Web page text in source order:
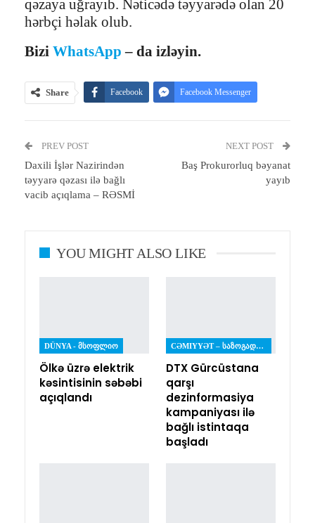
qəzaya uğrayıb. Nəticədə təyyarədə olan 20
hərbçi həlak olub.
Bizi WhatsApp – da izləyin.
Share Facebook Facebook Messenger
Email
PREV POST
Daxili İşlər Nazirindən
təyyarə qəzası ilə bağlı
vacib açıqlama – RƏSMİ
NEXT POST
Baş Prokurorluq bəyanat
yayıb
YOU MIGHT ALSO LIKE
DÜNYA - ᲛᲡᲝᲤᲚᲘᲝ
Ölkə üzrə elektrik
kəsintisinin səbəbi
açıqlandı
CƏMIYYƏT – ᲡᲐᲖᲝᲒᲐᲓᲝᲔᲑᲐ
DTX Gürcüstana
qarşı
dezinformasiya
kampaniyası ilə
bağlı istintaqa
başladı